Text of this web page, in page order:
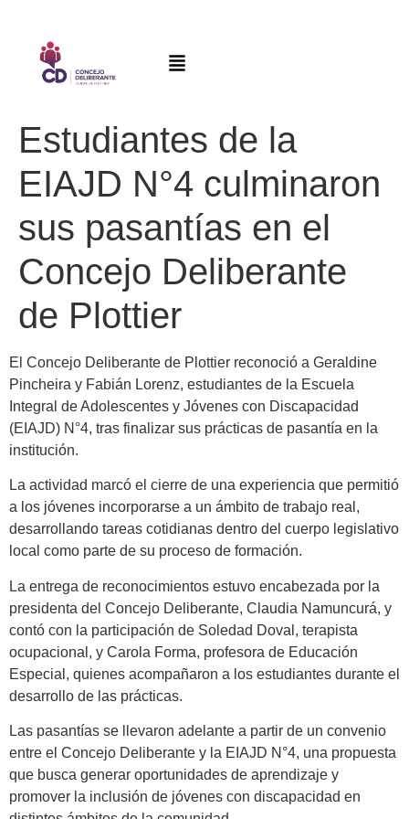
Estudiantes de la
EIAJD N°4 culminaron
sus pasantías en el
Concejo Deliberante
de Plottier
El Concejo Deliberante de Plottier reconoció a Geraldine
Pincheira y Fabián Lorenz, estudiantes de la Escuela
Integral de Adolescentes y Jóvenes con Discapacidad
(EIAJD) N°4, tras finalizar sus prácticas de pasantía en la
institución.
La actividad marcó el cierre de una experiencia que permitió
a los jóvenes incorporarse a un ámbito de trabajo real,
desarrollando tareas cotidianas dentro del cuerpo legislativo
local como parte de su proceso de formación.
La entrega de reconocimientos estuvo encabezada por la
presidenta del Concejo Deliberante, Claudia Namuncurá, y
contó con la participación de Soledad Doval, terapista
ocupacional, y Carola Forma, profesora de Educación
Especial, quienes acompañaron a los estudiantes durante el
desarrollo de las prácticas.
Las pasantías se llevaron adelante a partir de un convenio
entre el Concejo Deliberante y la EIAJD N°4, una propuesta
que busca generar oportunidades de aprendizaje y
promover la inclusión de jóvenes con discapacidad en